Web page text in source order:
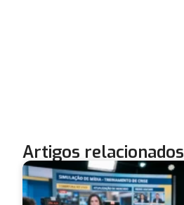
Artigos relacionados